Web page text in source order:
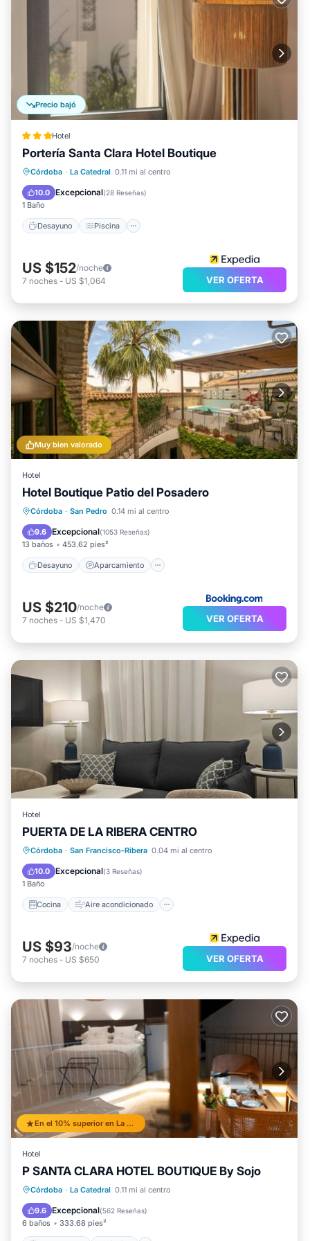
Precio bajó
Hotel
Portería Santa Clara Hotel Boutique
Córdoba · La Catedral 0.11 mi al centro
10.0 Excepcional(28 Reseñas)
1 Baño
Desayuno Piscina
Desayuno Piscina
Internet
US $152/noche
7 noches - US $1,064 VER OFERTA
Muy bien valorado
Hotel
Hotel Boutique Patio del Posadero
Córdoba · San Pedro 0.14 mi al centro
9.6 Excepcional(1053 Reseñas)
13 baños 453.62 pies²
Desayuno Aparcamiento
Desayuno Aparcamiento
Balcón/Terraza
US $210/noche
7 noches - US $1,470 VER OFERTA
Hotel
PUERTA DE LA RIBERA CENTRO
Córdoba · San Francisco-Ribera 0.04 mi al centro
10.0 Excepcional(3 Reseñas)
1 Baño
Cocina Aire acondicionado
Cocina Aire acondicionado
Apto para niños
US $93/noche
7 noches - US $650 VER OFERTA
En el 10% superior en La Catedral
Hotel
P SANTA CLARA HOTEL BOUTIQUE By Sojo
Córdoba · La Catedral 0.11 mi al centro
9.6 Excepcional(562 Reseñas)
6 baños 333.68 pies²
Frente al mar Piscina
Balcón/Terraza